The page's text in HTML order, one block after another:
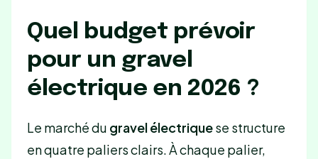
Quel budget prévoir
pour un gravel
électrique en 2026 ?
Le marché du gravel électriquese structure
en quatre paliers clairs. À chaque palier,